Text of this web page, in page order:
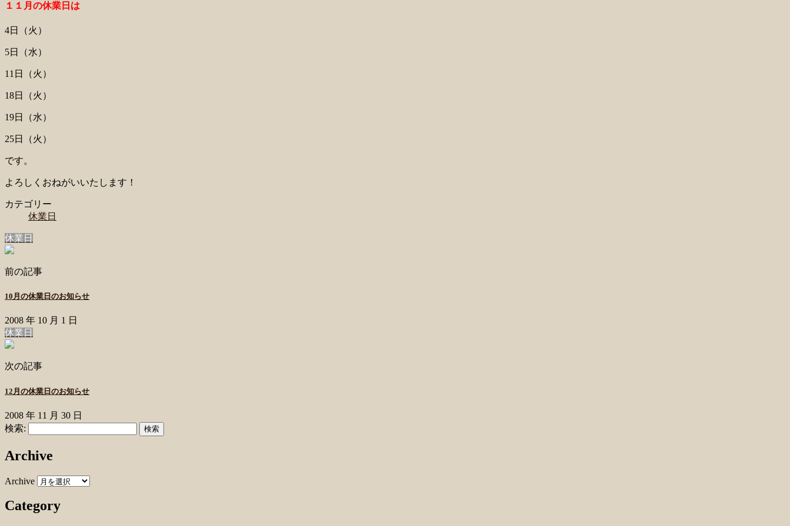
１１月の休業日は
4日（火）
5日（水）
11日（火）
18日（火）
19日（水）
25日（火）
です。
よろしくおねがいいたします！
カテゴリー
休業日
休業日
前の記事
10月の休業日のお知らせ
2008 年 10 月 1 日
休業日
次の記事
12月の休業日のお知らせ
2008 年 11 月 30 日
検索:
Archive
Archive
Category